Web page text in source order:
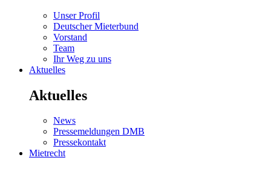
Unser Profil
Deutscher Mieterbund
Vorstand
Team
Ihr Weg zu uns
Aktuelles
Aktuelles
News
Pressemeldungen DMB
Pressekontakt
Mietrecht